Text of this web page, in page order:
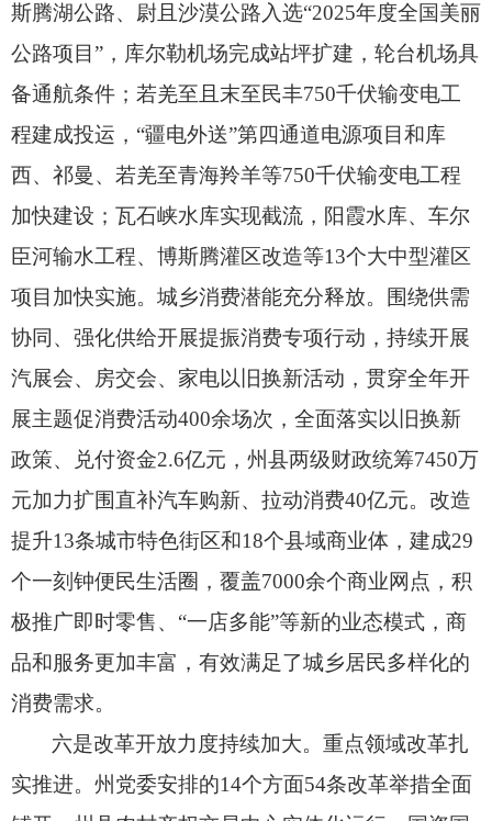
斯腾湖公路、 尉且沙漠公路入选“2025年度全国美丽
公路项目”， 库尔勒机场完成站坪扩建， 轮台机场具
备通航条件； 若羌至且末至民丰750千伏输变电工
程建成投运， “疆电外送”第四通道电源项目和库
西、 祁曼、 若羌至青海羚羊等750千伏输变电工程
加快建设； 瓦石峡水库实现截流， 阳霞水库、 车尔
臣河输水工程、 博斯腾灌区改造等13个大中型灌区
项目加快实施。 城乡消费潜能充分释放。
围绕供需
协同、 强化供给开展提振消费专项行动， 持续开展
汽展会、 房交会、 家电以旧换新活动， 贯穿全年开
展主题促消费活动400余场次， 全面落实以旧换新
政策、
兑付资金2.6亿元， 州县两级财政统筹7450万
元加力扩围直补汽车购新、 拉动消费40亿元。 改造
提升13条城市特色街区和18个县域商业体， 建成29
个一刻钟便民生活圈， 覆盖7000余个商业网点， 积
极推广即时零售、 “一店多能”等新的业态模式， 商
品和服务更加丰富， 有效满足了城乡居民多样化的
消费需求。
六是改革开放力度持续加大。重点领域改革扎
实推进。 州党委安排的14个方面54条改革举措全面